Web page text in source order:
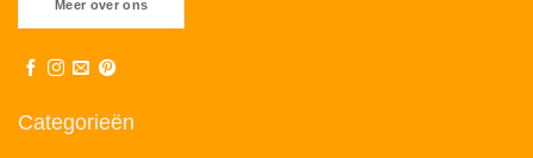
Meer over ons
Categorieën